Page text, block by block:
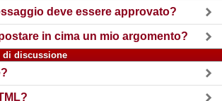
deve essere approvato?
in cima un mio argomento?
di discussione